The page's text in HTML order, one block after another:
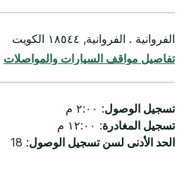
الفروانية . الفروانية, ١٨٥٤٤ الكويت
تفاصيل مواقف السيارات والمواصلات
تسجيل الوصول: ٢:٠٠ م
تسجيل المغادرة: ١٢:٠٠ م
الحد الأدنى لسن تسجيل الوصول: 18